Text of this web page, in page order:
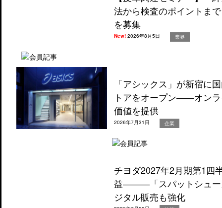
法から検査のポイントま
を募集
New!2026年8月5日 業界
「アシックス」が新宿に
トアをオープン――オン
価値を提供
2026年7月31日 企業
チヨダ2027年2月期第1四
益―――「スパットシュー
ジタル販売も強化